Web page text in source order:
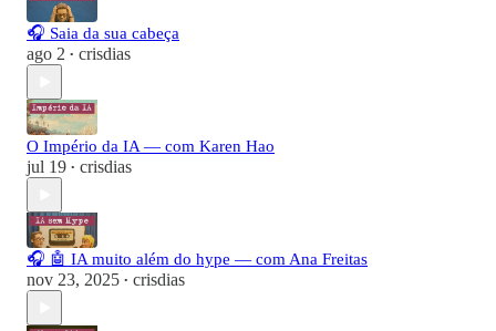
🎧 Saia da sua cabeça
ago 2 • crisdias
O Império da IA — com Karen Hao
jul 19 • crisdias
🎧 🤖 IA muito além do hype — com Ana Freitas
nov 23, 2025 • crisdias